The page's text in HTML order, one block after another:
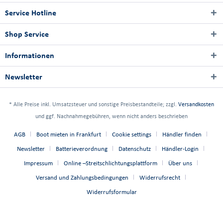
Service Hotline
Shop Service
Informationen
Newsletter
* Alle Preise inkl. Umsatzsteuer und sonstige Preisbestandteile; zzgl. Versandkosten
und ggf. Nachnahmegebühren, wenn nicht anders beschrieben
AGB Boot mieten in Frankfurt Cookie settings Händler finden
Newsletter Batterieverordnung Datenschutz Händler-Login
Impressum Online –Streitschlichtungsplattform Über uns
Versand und Zahlungsbedingungen Widerrufsrecht
Widerrufsformular